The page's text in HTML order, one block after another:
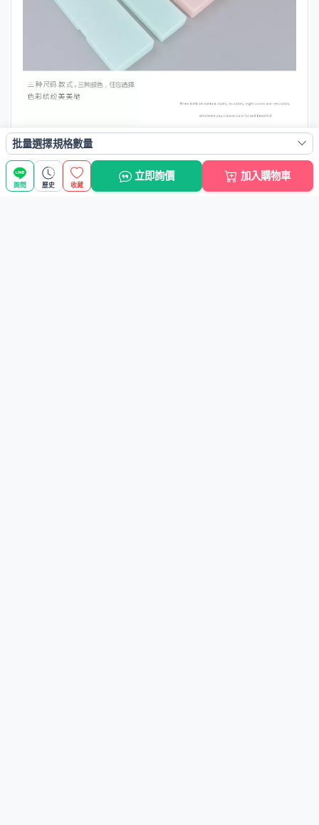
批量選擇規格數量
詢問 歷史 收藏
立即詢價 加入購物車